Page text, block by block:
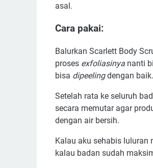
asal.
Cara pakai:
Balurkan Scarlett Body
proses exfoliasinya nanti
bisa dipeelingdengan baik.
Setelah rata ke seluruh
secara memutar agar
dengan air bersih.
Kalau aku sehabis luluran
kalau badan sudah